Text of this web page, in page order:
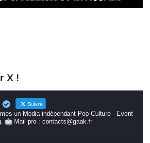
X !
Suivre
un Media indépendant Pop Culture - Event -
Mail pro : contacts@gaak.fr